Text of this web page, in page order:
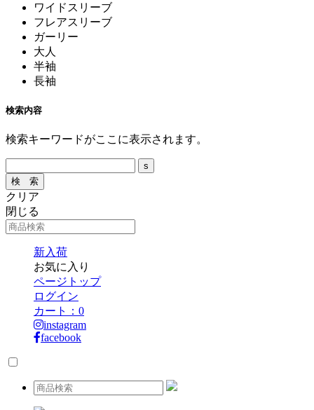
ワイドスリーブ
フレアスリーブ
ガーリー
大人
半袖
長袖
検索内容
検索キーワードがここに表示されます。
クリア
閉じる
新入荷
お気に入り
ページトップ
ログイン
カート： 0
instagram
facebook